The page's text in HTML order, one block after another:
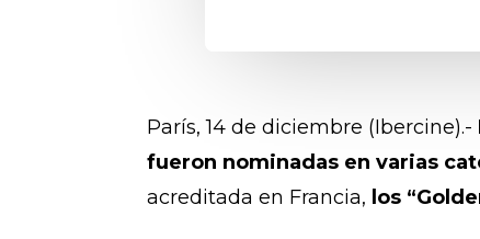
París, 14 de diciembre (Ibercine).-
fueron nominadas en varias
acreditada en Francia, los